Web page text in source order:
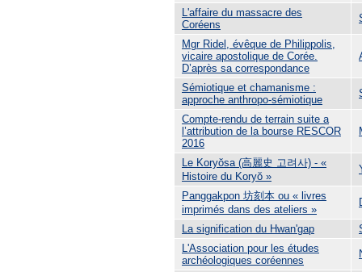
L'affaire du massacre des
Coréens
Mgr Ridel, évêque de Philippolis,
vicaire apostolique de Corée.
D’après sa correspondance
Sémiotique et chamanisme :
approche anthropo-sémiotique
Compte-rendu de terrain suite a
l’attribution de la bourse RESCOR
2016
Le Koryŏsa (高麗史 고려사) - «
Histoire du Koryŏ »
Panggakpon 坊刻本 ou « livres
imprimés dans des ateliers »
La signification du Hwan'gap
L'Association pour les études
archéologiques coréennes